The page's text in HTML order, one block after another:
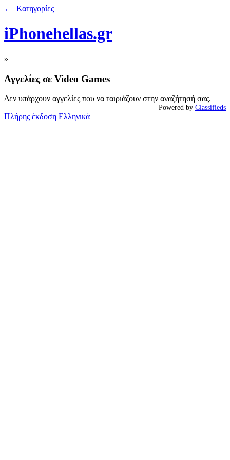
← Κατηγορίες
iPhonehellas.gr
»
Αγγελίες σε Video Games
Δεν υπάρχουν αγγελίες που να ταιριάζουν στην αναζήτησή σας.
Powered by Classifieds
Πλήρης έκδοση Ελληνικά